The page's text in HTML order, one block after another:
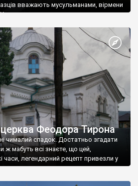
вважають мусульманами, вірмени
Феодора Тирона
чималий спадок. Достатньо згадати
ж мабуть всі знаєте, що цей,
часи, легендарний рецепт привезли у